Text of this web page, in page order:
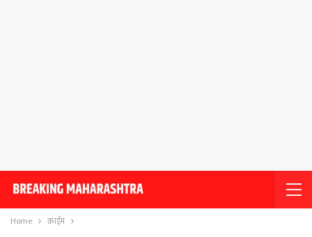
Home क्राईम